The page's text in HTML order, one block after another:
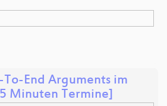
To-End Arguments im
Minuten Termine]